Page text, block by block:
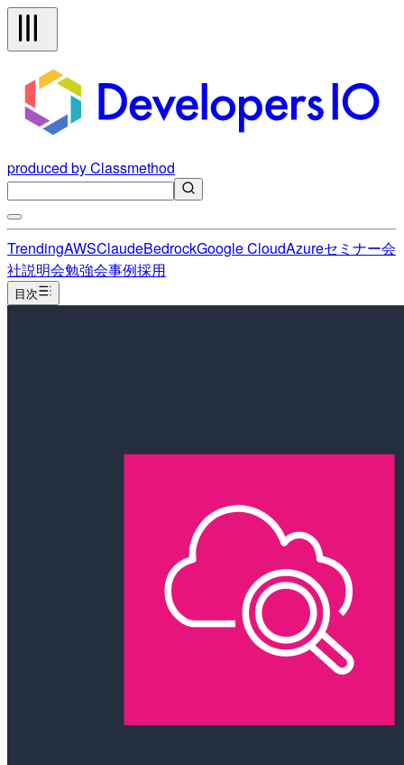
produced by Classmethod
TrendingAWSClaudeBedrockGoogle CloudAzureセミナー会
社説明会勉強会事例採用
目次